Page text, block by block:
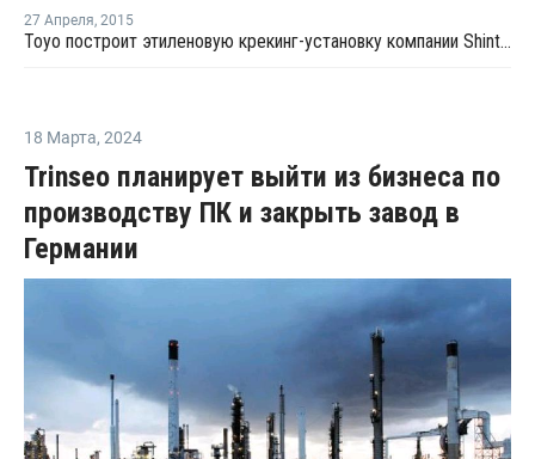
27 Апреля, 2015
Toyo построит этиленовую крекинг-установку компании Shintech в США
18 Марта, 2024
Trinseo планирует выйти из бизнеса по
производству ПК и закрыть завод в
Германии